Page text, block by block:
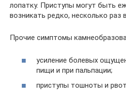
лопатку. Приступы могут быть
возникать редко, несколько раз
Прочие симптомы
усиление болевых
пищи и при пальпации;
приступы тошноты и